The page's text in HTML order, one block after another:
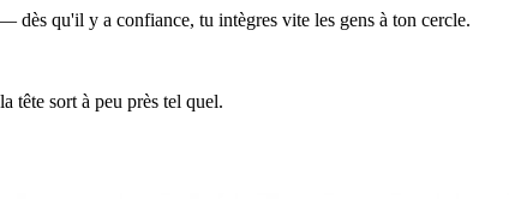
dès qu'il y a confiance, tu intègres vite les gens à ton cercle.
tête sort à peu près tel quel.